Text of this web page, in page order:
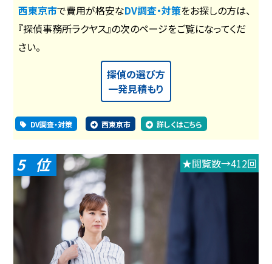
西東京市で費用が格安なDV調査・対策をお探しの方は、
『探偵事務所ラクヤス』の次のページをご覧になってくだ
さい。
探偵の選び方
一発見積もり
DV調査・対策 西東京市 詳しくはこちら
5 ★閲覧数→412回